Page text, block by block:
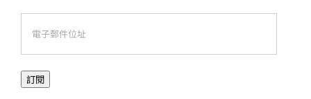
件訂閱